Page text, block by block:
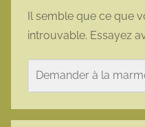
Il semble que ce que
introuvable. Essayez